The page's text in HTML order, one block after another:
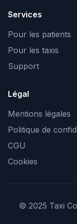
Services
Pour les patients
Pour les taxis
Support
Légal
Mentions légales
Politique de
CGU
Cookies
© 2025 Taxi